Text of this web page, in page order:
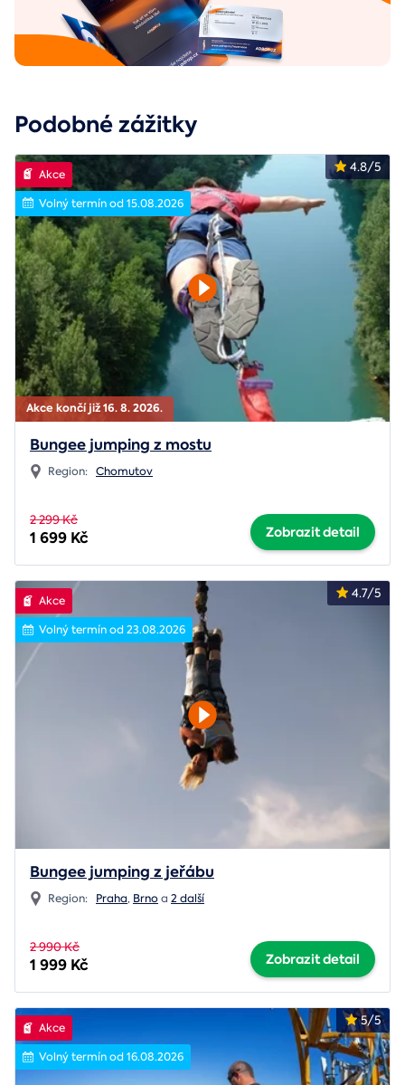
Podobné zážitky
Akce končí již 16. 8. 2026.
4.8/5
Akce
Volný termín od 15.08.2026
Bungee jumping z mostu
Region: Chomutov
2 299 Kč
1 699 Kč Zobrazit detail
4.7/5
Akce
Volný termín od 23.08.2026
Bungee jumping z jeřábu
Region: Praha, Brnoa 2 další
2 990 Kč
1 999 Kč Zobrazit detail
5/5
Akce
Volný termín od 16.08.2026